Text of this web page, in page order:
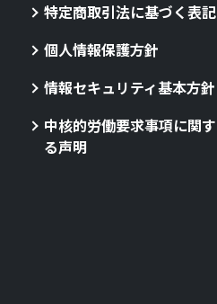
特定商取引法に基づく表記
個人情報保護方針
情報セキュリティ基本方針
中核的労働要求事項に関す
る声明